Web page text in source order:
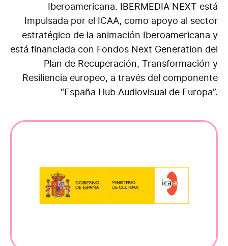
Iberoamericana. IBERMEDIA NEXT está
Impulsada por el ICAA, como apoyo al sector
estratégico de la animación Iberoamericana y
está financiada con Fondos Next Generation del
Plan de Recuperación, Transformación y
Resiliencia europeo, a través del componente
“España Hub Audiovisual de Europa”.